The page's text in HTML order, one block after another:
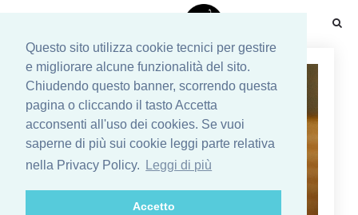
Questo sito utilizza cookie tecnici per gestire
e migliorare alcune funzionalità del sito.
Chiudendo questo banner, scorrendo questa
pagina o cliccando il tasto Accetta
acconsenti all'uso dei cookies. Se vuoi
saperne di più sui cookie leggi parte relativa
nella Privacy Policy.
Leggi di più
Accetto